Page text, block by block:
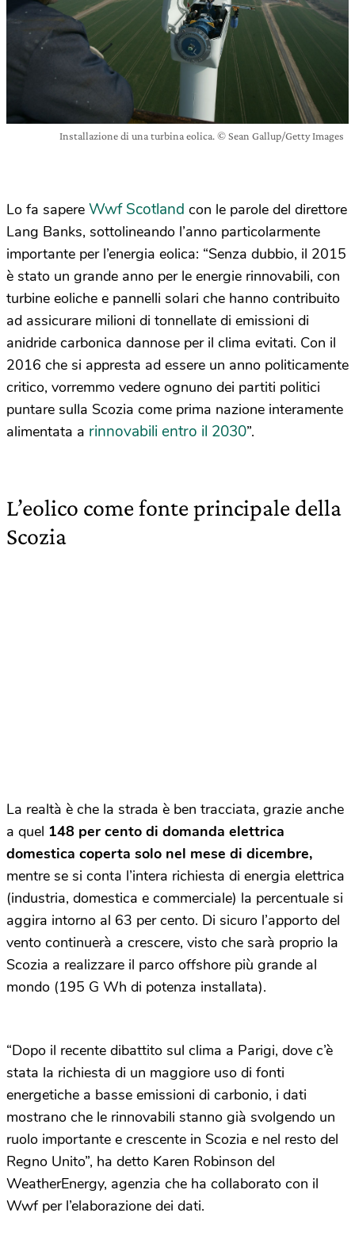
Installazione di una turbina eolica. © Sean Gallup/Getty Images
Lo fa sapere Wwf Scotland con le parole del direttore
Lang Banks, sottolineando l’anno particolarmente
importante per l’energia eolica: “Senza dubbio, il 2015
è stato un grande anno per le energie rinnovabili, con
turbine eoliche e pannelli solari che hanno contribuito
ad assicurare milioni di tonnellate di emissioni di
anidride carbonica dannose per il clima evitati. Con il
2016 che si appresta ad essere un anno politicamente
critico, vorremmo vedere ognuno dei partiti politici
puntare sulla Scozia come prima nazione interamente
alimentata a rinnovabili entro il 2030”.
L’eolico come fonte principale della
Scozia
La realtà è che la strada è ben tracciata, grazie anche
a quel 148 per cento di domanda elettrica
domestica coperta solo nel mese di dicembre,
mentre se si conta l’intera richiesta di energia elettrica
(industria, domestica e commerciale) la percentuale si
aggira intorno al 63 per cento. Di sicuro l’apporto del
vento continuerà a crescere, visto che sarà proprio la
Scozia a realizzare il parco offshore più grande al
mondo (195 G Wh di potenza installata).
“Dopo il recente dibattito sul clima a Parigi, dove c’è
stata la richiesta di un maggiore uso di fonti
energetiche a basse emissioni di carbonio, i dati
mostrano che le rinnovabili stanno già svolgendo un
ruolo importante e crescente in Scozia e nel resto del
Regno Unito”, ha detto Karen Robinson del
WeatherEnergy, agenzia che ha collaborato con il
Wwf per l’elaborazione dei dati.